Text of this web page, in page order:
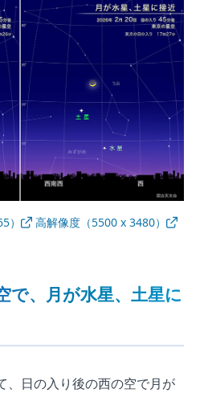
） 高解像度（5500 x 3480）
で、月が水星、土星に
、日の入り後の西の空で月が